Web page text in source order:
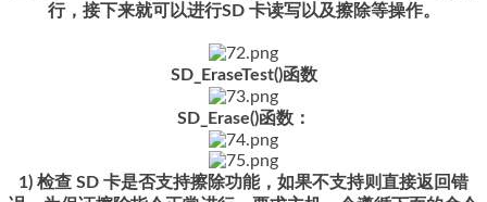
行，接下来就可以进行SD 卡读写以及擦除等操作。
SD_EraseTest()函数
SD_Erase()函数：
1) 检查 SD 卡是否支持擦除功能，如果不支持则直接返回错